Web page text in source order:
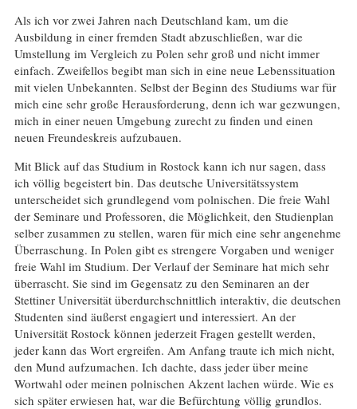
Als ich vor zwei Jahren nach Deutschland kam, um die
Ausbildung in einer fremden Stadt abzuschließen, war die
Umstellung im Vergleich zu Polen sehr groß und nicht immer
einfach. Zweifellos begibt man sich in eine neue Lebenssituation
mit vielen Unbekannten. Selbst der Beginn des Studiums war für
mich eine sehr große Herausforderung, denn ich war gezwungen,
mich in einer neuen Umgebung zurecht zu finden und einen
neuen Freundeskreis aufzubauen.
Mit Blick auf das Studium in Rostock kann ich nur sagen, dass
ich völlig begeistert bin. Das deutsche Universitätssystem
unterscheidet sich grundlegend vom polnischen. Die freie Wahl
der Seminare und Professoren, die Möglichkeit, den Studienplan
selber zusammen zu stellen, waren für mich eine sehr angenehme
Überraschung. In Polen gibt es strengere Vorgaben und weniger
freie Wahl im Studium. Der Verlauf der Seminare hat mich sehr
überrascht. Sie sind im Gegensatz zu den Seminaren an der
Stettiner Universität überdurchschnittlich interaktiv, die deutschen
Studenten sind äußerst engagiert und interessiert. An der
Universität Rostock können jederzeit Fragen gestellt werden,
jeder kann das Wort ergreifen. Am Anfang traute ich mich nicht,
den Mund aufzumachen. Ich dachte, dass jeder über meine
Wortwahl oder meinen polnischen Akzent lachen würde. Wie es
sich später erwiesen hat, war die Befürchtung völlig grundlos.